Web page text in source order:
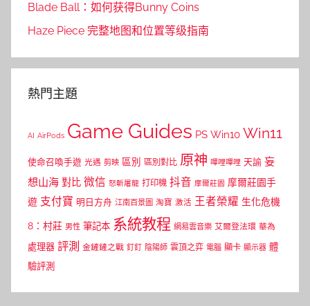
Blade Ball：如何获得Bunny Coins
Haze Piece 完整地图和位置等级指南
熱門主題
AI AirPods Game Guides PS Win10 Win11
使命召喚手遊 光遇 剪映 區別 區別對比 原神 嗶哩嗶哩 天諭 妄
想山海 對比 微信 怒斬屠龍 打印機 抖音 摩爾莊園 摩爾莊園手
遊 支付寶 明日方舟 江南百景圖 淘寶 激活 王者榮耀 生化危機
8：村莊 男性 筆記本 系統教程 網易雲音樂 艾爾登法環 華為
處理器 評測 金鏟鏟之戰 釘釘 陰陽師 雲頂之弈 電腦 顯卡 顯示器 體
驗評測